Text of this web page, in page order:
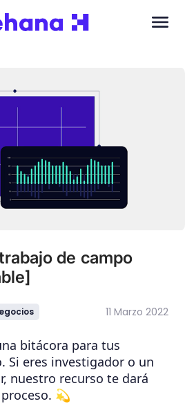
de campo
11 Marzo 2022
bitácora para tus
Si eres investigador o un
nuestro recurso te dará
💫